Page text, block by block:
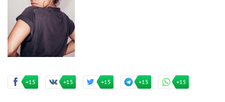
+15 +15 +15 +15 +15